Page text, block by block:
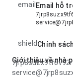
email Email hỗ
shieldChính
Giới thiệu về nhà